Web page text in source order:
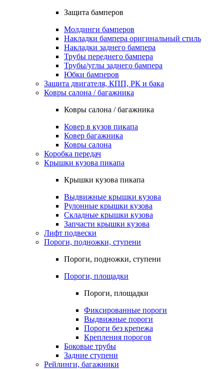
Защита бамперов
Молдинги бамперов
Накладки бампера оригинальный стиль
Накладки заднего бампера
Трубы переднего бампера
Трубы/углы заднего бампера
Юбки бамперов
Защита двигателя, КПП, РК и бака
Ковры салона / багажника
Ковры салона / багажника
Ковер в кузов пикапа
Ковер багажника
Ковры салона
Коробка передач
Крышки кузова пикапа
Крышки кузова пикапа
Выдвижные крышки кузова
Рулонные крышки кузова
Складные крышки кузова
Запчасти крышки кузова
Лифт подвески
Пороги, подножки, ступени
Пороги, подножки, ступени
Пороги, площадки
Пороги, площадки
Фиксированные пороги
Выдвижные пороги
Пороги без крепежа
Крепления порогов
Боковые трубы
Задние ступени
Рейлинги, багажники